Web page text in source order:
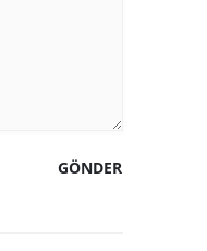
GÖNDER